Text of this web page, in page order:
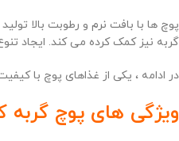
پوچ ها با بافت نرم و رطوبت بالا
گربه نیز کمک کرده می کند. ایجاد
در ادامه ، یکی از غذاهای پوچ با
ویژگی های پوچ گربه